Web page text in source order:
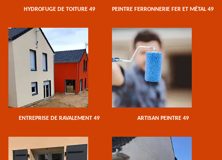
HYDROFUGE DE TOITURE 49 PEINTRE FERRONNERIE FER ET MÉTAL 49
ENTREPRISE DE RAVALEMENT 49 ARTISAN PEINTRE 49